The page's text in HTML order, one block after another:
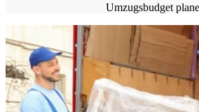
Umzugsbudget